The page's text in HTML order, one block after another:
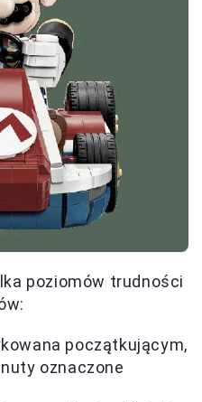
poziomów trudności
początkującym,
oznaczone